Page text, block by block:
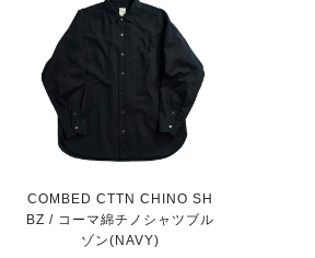
COMBED CTTN CHINO SH
BZ / コーマ綿チノシャツブル
ゾン(NAVY)